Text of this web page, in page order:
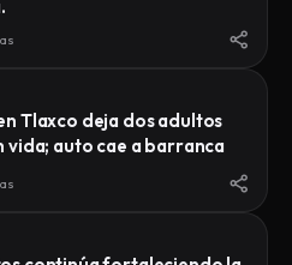
Tlaxco deja dos adultos
vida; auto cae a barranca